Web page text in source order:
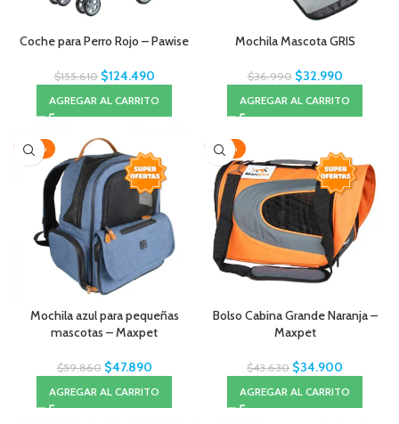
Coche para Perro Rojo – Pawise
$155.610 $124.490
AGREGAR AL CARRITO
Mochila Mascota GRIS
$36.990 $32.990
AGREGAR AL CARRITO
-20%
Mochila azul para pequeñas
mascotas – Maxpet
$59.860 $47.890
AGREGAR AL CARRITO
-20%
Bolso Cabina Grande Naranja –
Maxpet
$43.630 $34.900
AGREGAR AL CARRITO